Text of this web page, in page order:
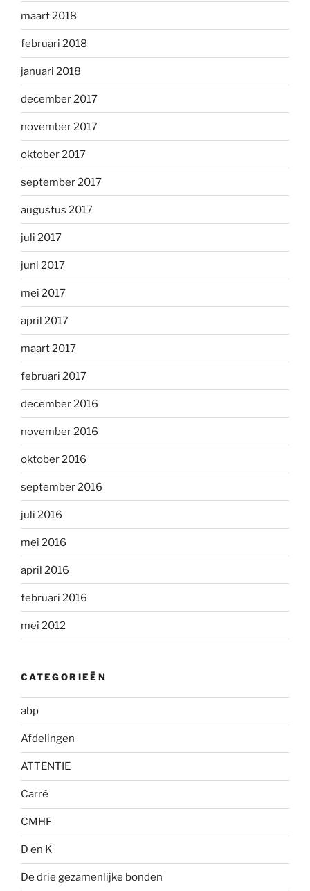
maart 2018
februari 2018
januari 2018
december 2017
november 2017
oktober 2017
september 2017
augustus 2017
juli 2017
juni 2017
mei 2017
april 2017
maart 2017
februari 2017
december 2016
november 2016
oktober 2016
september 2016
juli 2016
mei 2016
april 2016
februari 2016
mei 2012
CATEGORIEËN
abp
Afdelingen
ATTENTIE
Carré
CMHF
D en K
De drie gezamenlijke bonden